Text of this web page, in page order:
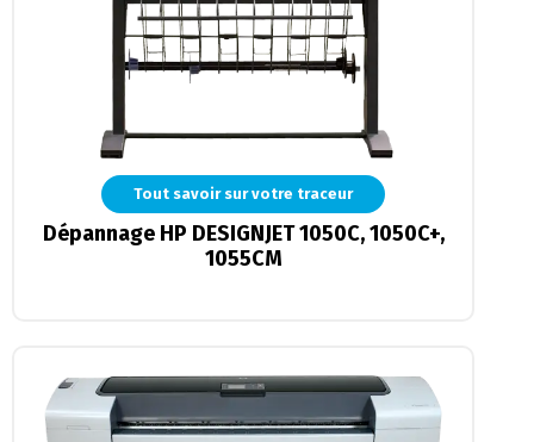
Tout savoir sur votre traceur
Dépannage HP DESIGNJET 1050C, 1050C+,
1055CM